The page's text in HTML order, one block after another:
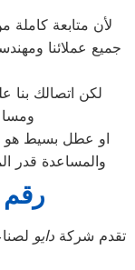
لأن متابعة
جميع عملائنا
لكن اتصالك بنا
او عطل بسيط هو
والمساعدة قدر
رقم
تقدم شركة دايو